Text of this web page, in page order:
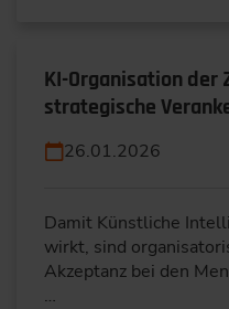
KI-Organisation der
strategische
26.01.2026
Damit Künstliche
wirkt, sind
Akzeptanz bei den
…